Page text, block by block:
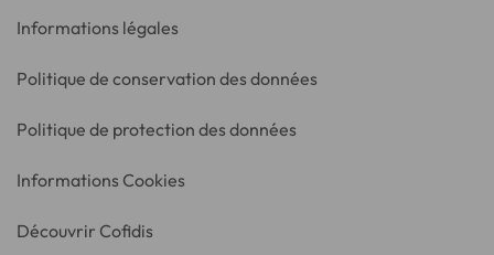
Informations légales
Politique de conservation des données
Politique de protection des données
Informations Cookies
Découvrir Cofidis